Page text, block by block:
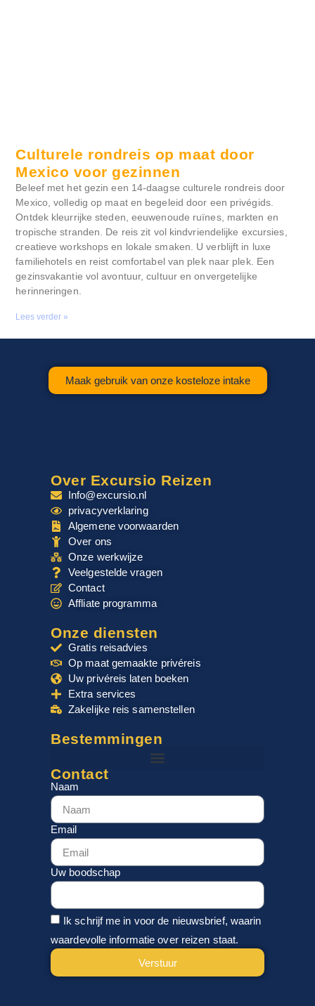
Culturele rondreis op maat door
Mexico voor gezinnen
Beleef met het gezin een 14-daagse culturele rondreis door
Mexico, volledig op maat en begeleid door een privégids.
Ontdek kleurrijke steden, eeuwenoude ruïnes, markten en
tropische stranden. De reis zit vol kindvriendelijke excursies,
creatieve workshops en lokale smaken. U verblijft in luxe
familiehotels en reist comfortabel van plek naar plek. Een
gezinsvakantie vol avontuur, cultuur en onvergetelijke
herinneringen.
Lees verder »
Maak gebruik van onze kosteloze intake
Over Excursio Reizen
Info@excursio.nl
privacyverklaring
Algemene voorwaarden
Over ons
Onze werkwijze
Veelgestelde vragen
Contact
Affliate programma
Onze diensten
Gratis reisadvies
Op maat gemaakte privéreis
Uw privéreis laten boeken
Extra services
Zakelijke reis samenstellen
Bestemmingen
Contact
Naam
Email
Uw boodschap
Ik schrijf me in voor de nieuwsbrief, waarin
waardevolle informatie over reizen staat.
Verstuur